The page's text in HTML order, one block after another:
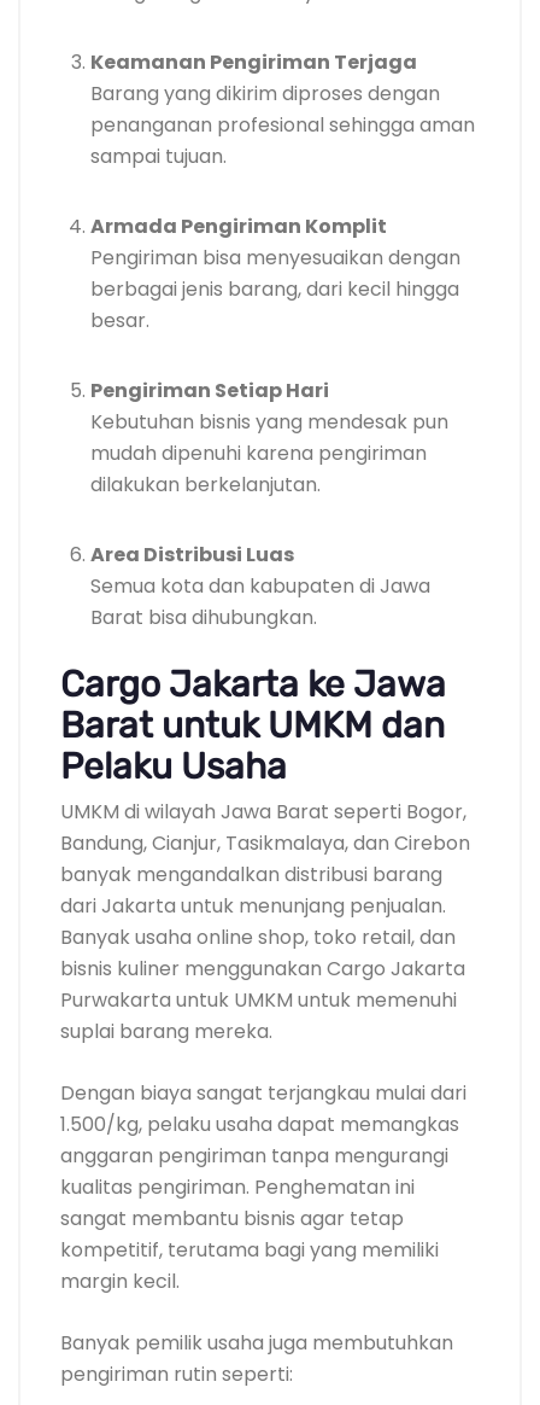
Keamanan Pengiriman Terjaga
Barang yang dikirim diproses dengan
penanganan profesional sehingga aman
sampai tujuan.
Armada Pengiriman Komplit
Pengiriman bisa menyesuaikan dengan
berbagai jenis barang, dari kecil hingga
besar.
Pengiriman Setiap Hari
Kebutuhan bisnis yang mendesak pun
mudah dipenuhi karena pengiriman
dilakukan berkelanjutan.
Area Distribusi Luas
Semua kota dan kabupaten di Jawa
Barat bisa dihubungkan.
Cargo Jakarta ke Jawa
Barat untuk UMKM dan
Pelaku Usaha
UMKM di wilayah Jawa Barat seperti Bogor,
Bandung, Cianjur, Tasikmalaya, dan Cirebon
banyak mengandalkan distribusi barang
dari Jakarta untuk menunjang penjualan.
Banyak usaha online shop, toko retail, dan
bisnis kuliner menggunakan Cargo Jakarta
Purwakarta untuk UMKM untuk memenuhi
suplai barang mereka.
Dengan biaya sangat terjangkau mulai dari
1.500/kg, pelaku usaha dapat memangkas
anggaran pengiriman tanpa mengurangi
kualitas pengiriman. Penghematan ini
sangat membantu bisnis agar tetap
kompetitif, terutama bagi yang memiliki
margin kecil.
Banyak pemilik usaha juga membutuhkan
pengiriman rutin seperti: